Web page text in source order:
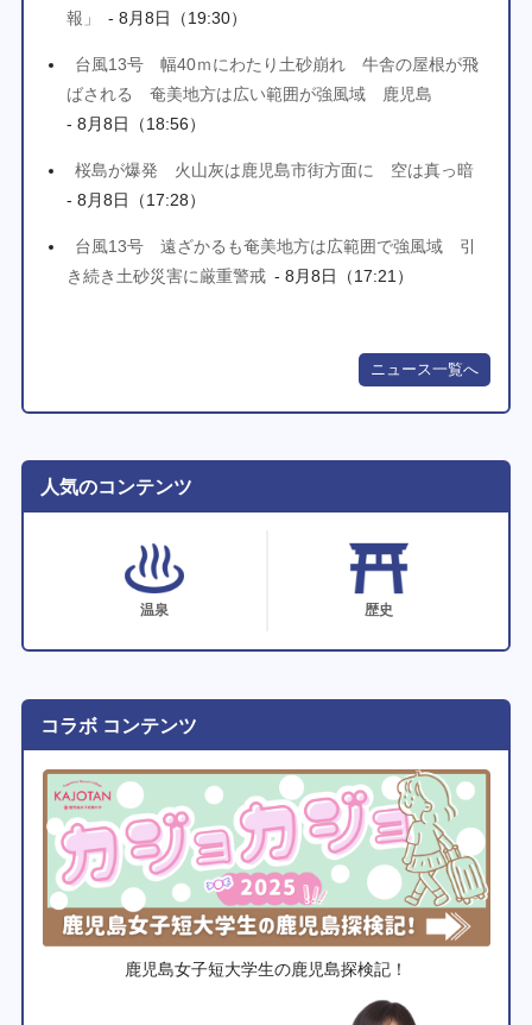
報」
- 8月8日（19:30）
台風13号 幅40ｍにわたり土砂崩れ 牛舎の屋根が飛
ばされる 奄美地方は広い範囲が強風域 鹿児島
- 8月8日（18:56）
桜島が爆発 火山灰は鹿児島市街方面に 空は真っ暗
- 8月8日（17:28）
台風13号 遠ざかるも奄美地方は広範囲で強風域 引
き続き土砂災害に厳重警戒 - 8月8日（17:21）
ニュース一覧へ
人気のコンテンツ
温泉 歴史
コラボ コンテンツ
鹿児島女子短大学生の鹿児島探検記！